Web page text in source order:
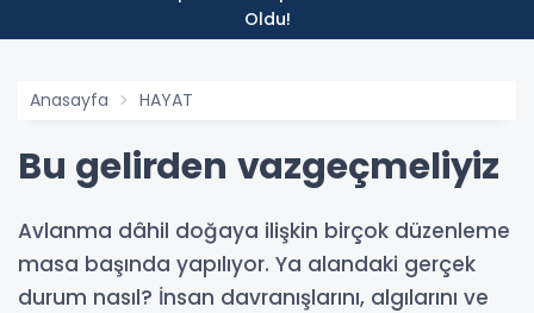
Oldu!
Anasayfa HAYAT
Bu gelirden vazgeçmeliyiz
Avlanma dâhil doğaya ilişkin birçok düzenleme
masa başında yapılıyor. Ya alandaki gerçek
durum nasıl? İnsan davranışlarını, algılarını ve